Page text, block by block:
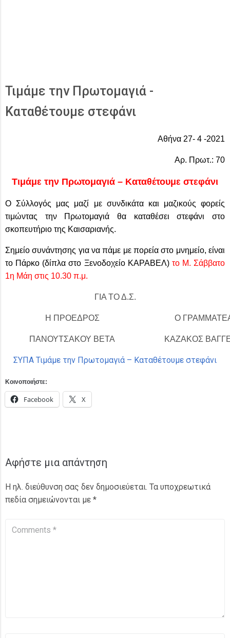
Τιμάμε την Πρωτομαγιά -
Καταθέτουμε στεφάνι
Αθήνα 27- 4 -2021
Αρ. Πρωτ.: 70
Τιμάμε την Πρωτομαγιά – Καταθέτουμε στεφάνι
Ο Σύλλογός μας μαζί με συνδικάτα και μαζικούς φορείς
τιμώντας την Πρωτομαγιά θα καταθέσει στεφάνι στο
σκοπευτήριο της Καισαριανής.
Σημείο συνάντησης για να πάμε με πορεία στο μνημείο, είναι
το Πάρκο (δίπλα στο Ξενοδοχείο ΚΑΡΑΒΕΛ) το Μ. Σάββατο
1η Μάη στις 10.30 π.μ.
ΓΙΑ ΤΟ Δ.Σ.
Η ΠΡΟΕΔΡΟΣ
ΠΑΝΟΥΤΣΑΚΟΥ ΒΕΤΑ
Ο
ΚΑΖΑΚΟΣ
ΣΥΠΑ Τιμάμε την Πρωτομαγιά – Καταθέτουμε στεφάνι
Κοινοποιήστε:
Facebook X
Αφήστε μια απάντηση
Η ηλ. διεύθυνση σας δεν δημοσιεύεται. Τα υποχρεωτικά
πεδία σημειώνονται με *